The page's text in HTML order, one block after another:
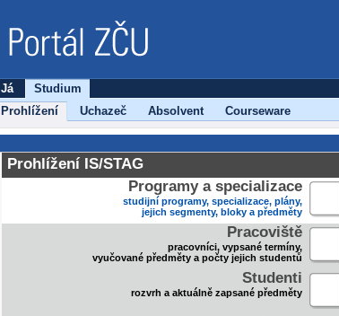
Já
Studium
Prohlížení
Uchazeč Absolvent Courseware
Prohlížení IS/STAG
Programy a specializace
studijní programy, specializace, plány,
jejich segmenty, bloky a předměty
Pracoviště
pracovníci, vypsané termíny,
vyučované předměty a počty jejich studentů
Studenti
rozvrh a aktuálně zapsané předměty